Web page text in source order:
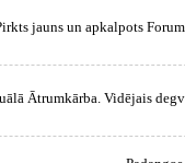
jauns un apkalpots
Ātrumkārba. Vidējais